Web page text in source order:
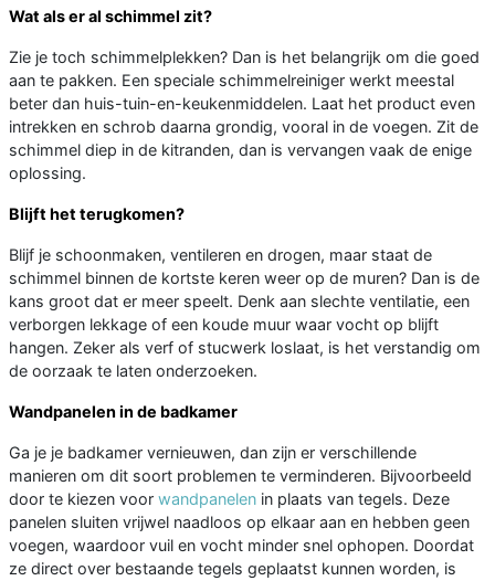
Wat als er al schimmel zit?
Zie je toch schimmelplekken? Dan is het belangrijk om die goed
aan te pakken. Een speciale schimmelreiniger werkt meestal
beter dan huis-tuin-en-keukenmiddelen. Laat het product even
intrekken en schrob daarna grondig, vooral in de voegen. Zit de
schimmel diep in de kitranden, dan is vervangen vaak de enige
oplossing.
Blijft het terugkomen?
Blijf je schoonmaken, ventileren en drogen, maar staat de
schimmel binnen de kortste keren weer op de muren? Dan is de
kans groot dat er meer speelt. Denk aan slechte ventilatie, een
verborgen lekkage of een koude muur waar vocht op blijft
hangen. Zeker als verf of stucwerk loslaat, is het verstandig om
de oorzaak te laten onderzoeken.
Wandpanelen in de badkamer
Ga je je badkamer vernieuwen, dan zijn er verschillende
manieren om dit soort problemen te verminderen. Bijvoorbeeld
door te kiezen voor wandpanelen in plaats van tegels. Deze
panelen sluiten vrijwel naadloos op elkaar aan en hebben geen
voegen, waardoor vuil en vocht minder snel ophopen. Doordat
ze direct over bestaande tegels geplaatst kunnen worden, is